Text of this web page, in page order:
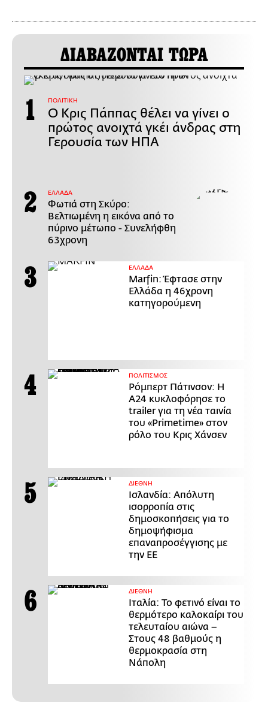
ΔΙΑΒΑΖΟΝΤΑΙ ΤΩΡΑ
ΠΟΛΙΤΙΚΗ
Ο Κρις Πάππας θέλει να γίνει ο
πρώτος ανοιχτά γκέι άνδρας στη
Γερουσία των ΗΠΑ
ΕΛΛΑΔΑ
Φωτιά στη Σκύρο:
Βελτιωμένη η εικόνα από το
πύρινο μέτωπο - Συνελήφθη
63χρονη
ΕΛΛΑΔΑ
Marfin: Έφτασε στην
Ελλάδα η 46χρονη
κατηγορούμενη
ΠΟΛΙΤΙΣΜΟΣ
Ρόμπερτ Πάτινσον: Η
Α24 κυκλοφόρησε το
trailer για τη νέα ταινία
του «Primetime» στον
ρόλο του Κρις Χάνσεν
ΔΙΕΘΝΗ
Ισλανδία: Απόλυτη
ισορροπία στις
δημοσκοπήσεις για το
δημοψήφισμα
επαναπροσέγγισης με
την ΕΕ
ΔΙΕΘΝΗ
Ιταλία: Το φετινό είναι το
θερμότερο καλοκαίρι του
τελευταίου αιώνα –
Στους 48 βαθμούς η
θερμοκρασία στη
Νάπολη